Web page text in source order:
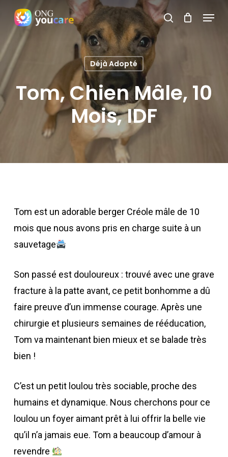
Skip
main
content
search
Menu
Déjà Adopté
Tom, Chien Mâle, 10
Mois, IDF
Tom est un adorable berger Créole mâle de 10
mois que nous avons pris en charge suite à un
sauvetage
Son passé est douloureux : trouvé avec une grave
fracture à la patte avant, ce petit bonhomme a dû
faire preuve d’un immense courage. Après une
chirurgie et plusieurs semaines de rééducation,
Tom va maintenant bien mieux et se balade très
bien !
C’est un petit loulou très sociable, proche des
humains et dynamique. Nous cherchons pour ce
loulou un foyer aimant prêt à lui offrir la belle vie
qu’il n’a jamais eue. Tom a beaucoup d’amour à
revendre